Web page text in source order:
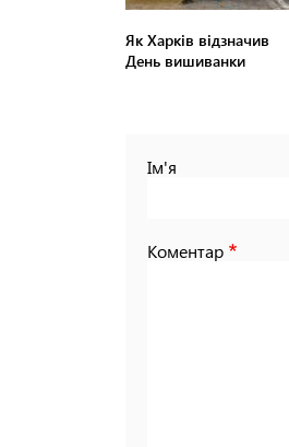
Як Харків відзначив
День вишиванки
Ім'я
Коментар